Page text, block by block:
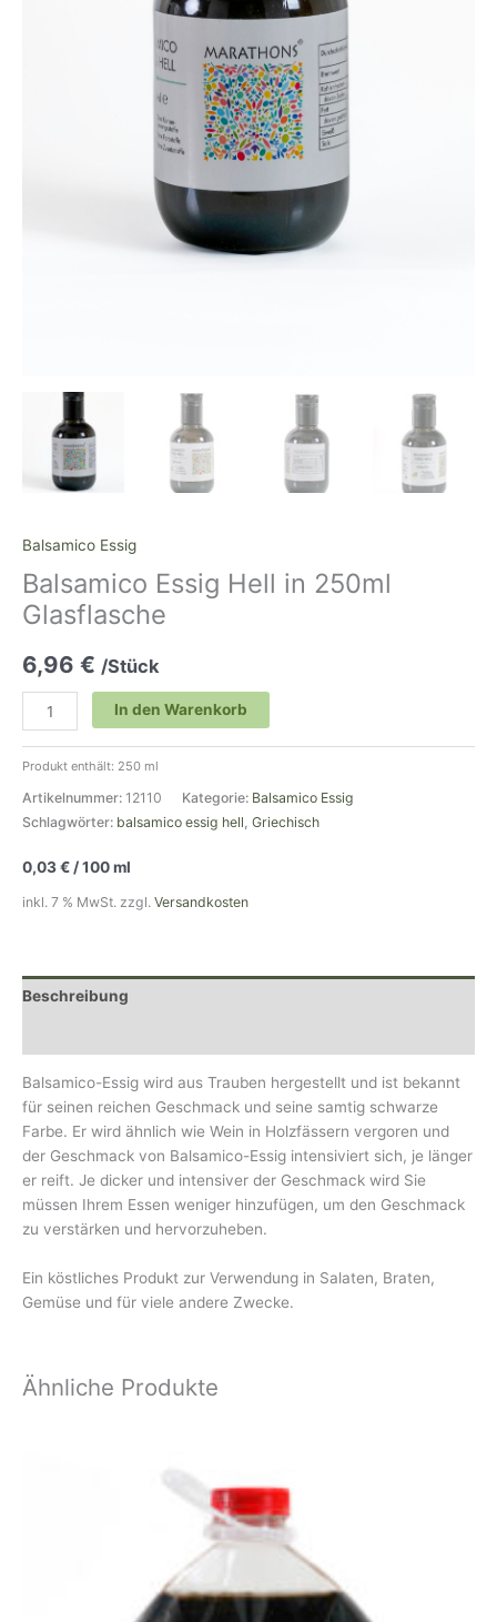
Balsamico Essig
Balsamico Essig Hell in 250ml
Glasflasche
6,96 € /Stück
In den Warenkorb
Produkt enthält: 250 ml
Artikelnummer: 12110 Kategorie: Balsamico Essig
Schlagwörter: balsamico essig hell Griechisch
0,03€ /100ml
inkl. 7 % MwSt. zzgl. Versandkosten
Beschreibung
Balsamico-Essig wird aus Trauben hergestellt und ist bekannt
für seinen reichen Geschmack und seine samtig schwarze
Farbe. Er wird ähnlich wie Wein in Holzfässern vergoren und
der Geschmack von Balsamico-Essig intensiviert sich, je länger
er reift. Je dicker und intensiver der Geschmack wird Sie
müssen Ihrem Essen weniger hinzufügen, um den Geschmack
zu verstärken und hervorzuheben.
Ein köstliches Produkt zur Verwendung in Salaten, Braten,
Gemüse und für viele andere Zwecke.
Ähnliche Produkte